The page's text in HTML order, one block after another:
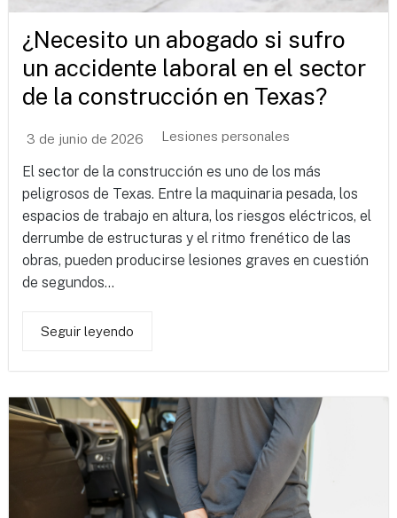
¿Necesito un abogado si sufro
un accidente laboral en el sector
de la construcción en Texas?
3 de junio de 2026 Lesiones personales
El sector de la construcción es uno de los más
peligrosos de Texas. Entre la maquinaria pesada, los
espacios de trabajo en altura, los riesgos eléctricos, el
derrumbe de estructuras y el ritmo frenético de las
obras, pueden producirse lesiones graves en cuestión
de segundos...
Seguir leyendo